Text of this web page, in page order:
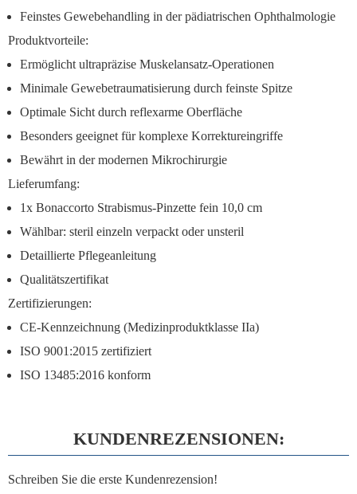
Feinstes Gewebehandling in der pädiatrischen Ophthalmologie
Produktvorteile:
Ermöglicht ultrapräzise Muskelansatz-Operationen
Minimale Gewebetraumatisierung durch feinste Spitze
Optimale Sicht durch reflexarme Oberfläche
Besonders geeignet für komplexe Korrektureingriffe
Bewährt in der modernen Mikrochirurgie
Lieferumfang:
1x Bonaccorto Strabismus-Pinzette fein 10,0 cm
Wählbar: steril einzeln verpackt oder unsteril
Detaillierte Pflegeanleitung
Qualitätszertifikat
Zertifizierungen:
CE-Kennzeichnung (Medizinproduktklasse IIa)
ISO 9001:2015 zertifiziert
ISO 13485:2016 konform
KUNDENREZENSIONEN:
Schreiben Sie die erste Kundenrezension!